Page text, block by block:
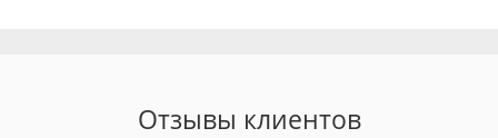
Отзывы клиентов